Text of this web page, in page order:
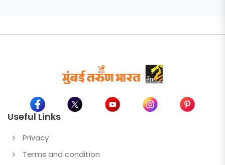
Useful Links
Privacy
Terms and condition